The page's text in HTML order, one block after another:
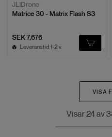
JLIDrone
Matrice 30 - Matrix Flash S3
SEK 7,676
Leveranstid 1-2 v.
VISA
Visar24av